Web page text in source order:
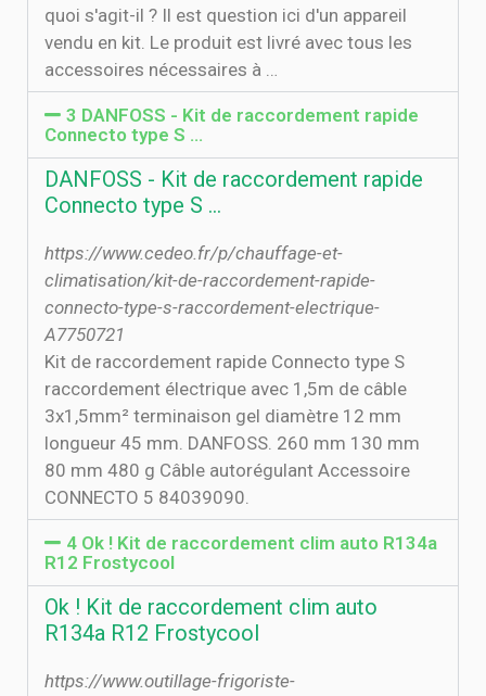
quoi s'agit-il ? Il est question ici d'un appareil
vendu en kit. Le produit est livré avec tous les
accessoires nécessaires à …
3 DANFOSS - Kit de raccordement rapide
Connecto type S ...
DANFOSS - Kit de raccordement rapide
Connecto type S ...
https://www.cedeo.fr/p/chauffage-et-
climatisation/kit-de-raccordement-rapide-
connecto-type-s-raccordement-electrique-
A7750721
Kit de raccordement rapide Connecto type S
raccordement électrique avec 1,5m de câble
3x1,5mm² terminaison gel diamètre 12 mm
longueur 45 mm. DANFOSS. 260 mm 130 mm
80 mm 480 g Câble autorégulant Accessoire
CONNECTO 5 84039090.
4 Ok ! Kit de raccordement clim auto R134a
R12 Frostycool
Ok ! Kit de raccordement clim auto
R134a R12 Frostycool
https://www.outillage-frigoriste-